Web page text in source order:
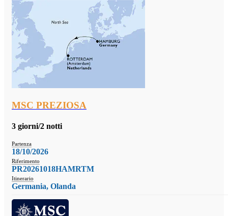
MSC PREZIOSA
3 giorni/2 notti
Partenza
18/10/2026
Riferimento
PR20261018HAMRTM
Itinerario
Germania, Olanda